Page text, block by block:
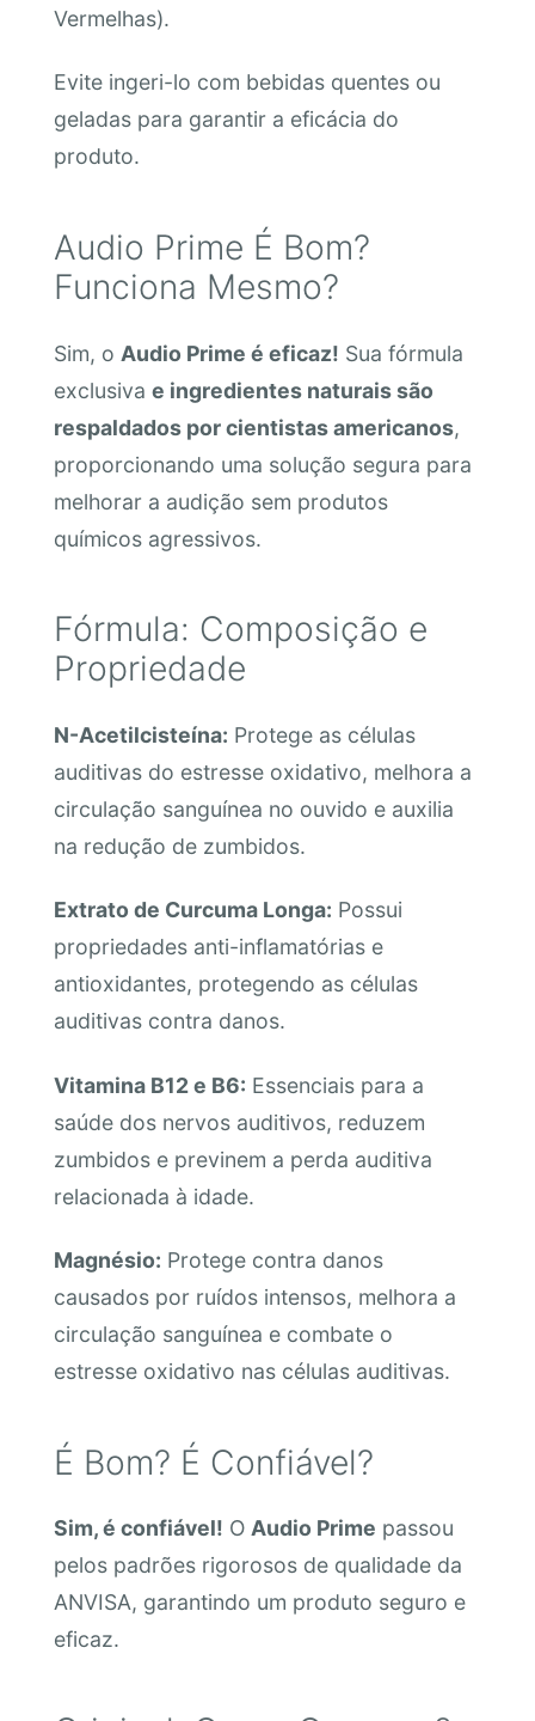
Vermelhas).
Evite ingeri-lo com bebidas quentes ou
geladas para garantir a eficácia do
produto.
Audio Prime É Bom?
Funciona Mesmo?
Sim, o Audio Prime é eficaz! Sua fórmula
exclusiva e ingredientes naturais são
respaldados por cientistas americanos,
proporcionando uma solução segura para
melhorar a audição sem produtos
químicos agressivos.
Fórmula: Composição e
Propriedade
N-Acetilcisteína: Protege as células
auditivas do estresse oxidativo, melhora a
circulação sanguínea no ouvido e auxilia
na redução de zumbidos.
Extrato de Curcuma Longa: Possui
propriedades anti-inflamatórias e
antioxidantes, protegendo as células
auditivas contra danos.
Vitamina B12 e B6: Essenciais para a
saúde dos nervos auditivos, reduzem
zumbidos e previnem a perda auditiva
relacionada à idade.
Magnésio: Protege contra danos
causados por ruídos intensos, melhora a
circulação sanguínea e combate o
estresse oxidativo nas células auditivas.
É Bom? É Confiável?
Sim, é confiável! O Audio Prime passou
pelos padrões rigorosos de qualidade da
ANVISA, garantindo um produto seguro e
eficaz.